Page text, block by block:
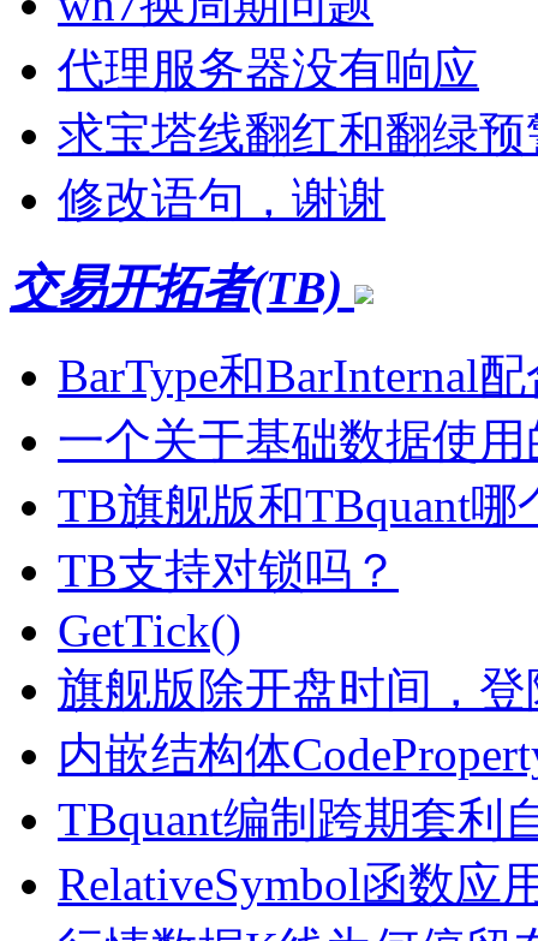
代理服务器没有响应
求宝塔线翻红和翻绿
修改语句，谢谢
交易开拓者(TB)
BarType和BarInternal
一个关于基础数据使
TB旗舰版和TBquant
TB支持对锁吗？
GetTick()
旗舰版除开盘时间，
内嵌结构体
TBquant编制跨期套利
RelativeSymbol函数应